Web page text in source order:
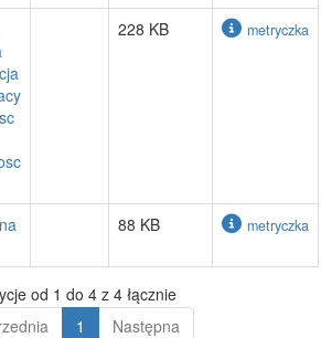
228 KB metryczka
88 KB metryczka
od 1 do 4 z 4 łącznie
1 Następna